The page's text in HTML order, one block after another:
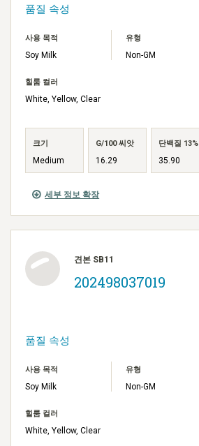
세부 정보 확장
품질 속성
사용 목적
Soy Milk
유형
Non-GM
힐룸 컬러
White, Yellow, Clear
크기
Medium
G/100 씨앗
16.29
단백질 13%
35.90
견본 SB11
202498037019
품질 속성
사용 목적
Soy Milk
유형
Non-GM
힐룸 컬러
White, Yellow, Clear